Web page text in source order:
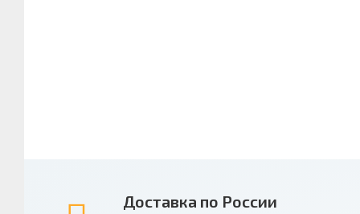
Доставка по России